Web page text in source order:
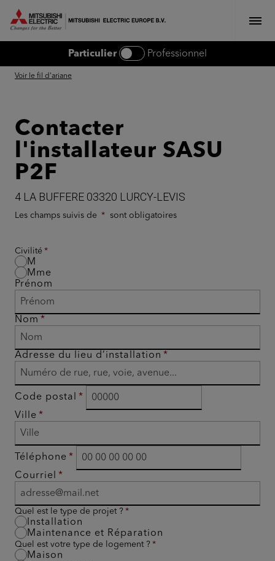
MITSUBISHI ELECTRIC EUROPE
Particulier Professionnel
Voir le fil d'ariane
Contacter
l'installateur SASU
P2F
4 LA BUFFERE 03320 LURCY-LEVIS
Les champs suivis de sont obligatoires
Civilité
M
Mme
Prénom
Nom
Adresse du lieu d’installation
Code postal
Ville
Téléphone
Courriel
Quel est le type de projet ?
Installation
Maintenance et Réparation
Quel est votre type de logement ?
Maison